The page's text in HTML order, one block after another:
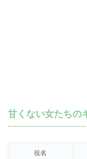
甘くない女たちの
役名